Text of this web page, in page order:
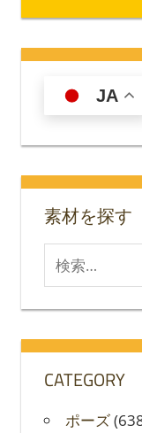
JA
素材を探す
索
対
CATEGORY
ポーズ